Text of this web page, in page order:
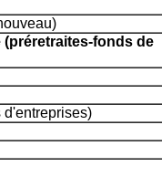
(préretraites-fonds de
d'entreprises)